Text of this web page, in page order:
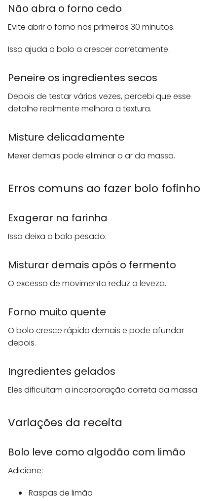
Não abra o forno cedo
Evite abrir o forno nos primeiros 30 minutos.
Isso ajuda o bolo a crescer corretamente.
Peneire os ingredientes secos
Depois de testar várias vezes, percebi que esse
detalhe realmente melhora a textura.
Misture delicadamente
Mexer demais pode eliminar o ar da massa.
Erros comuns ao fazer bolo fofinho
Exagerar na farinha
Isso deixa o bolo pesado.
Misturar demais após o fermento
O excesso de movimento reduz a leveza.
Forno muito quente
O bolo cresce rápido demais e pode afundar
depois.
Ingredientes gelados
Eles dificultam a incorporação correta da massa.
Variações da receita
Bolo leve como algodão com limão
Adicione:
Raspas de limão